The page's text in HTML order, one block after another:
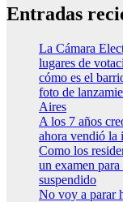
Entradas
La Cámara
lugares de
cómo es el
foto de
Aires
A los 7 años
ahora vendió la
Como los
un examen
suspendido
No voy a parar